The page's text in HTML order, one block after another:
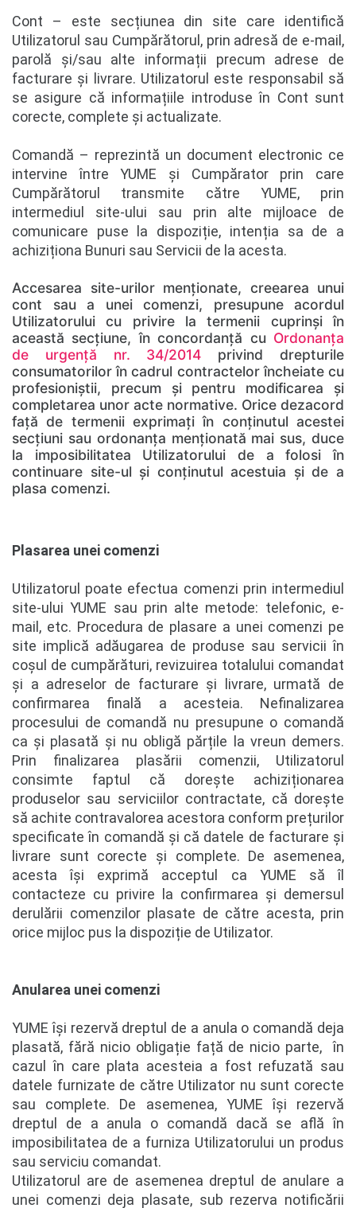
Cont – este secțiunea din site care identifică
Utilizatorul sau Cumpărătorul, prin adresă de e-mail,
parolă și/sau alte informații precum adrese de
facturare și livrare. Utilizatorul este responsabil să
se asigure că informațiile introduse în Cont sunt
corecte, complete și actualizate.
Comandă – reprezintă un document electronic ce
intervine între YUME și Cumpărator prin care
Cumpărătorul transmite către YUME, prin
intermediul site-ului sau prin alte mijloace de
comunicare puse la dispoziție, intenția sa de a
achiziționa Bunuri sau Servicii de la acesta.
Accesarea site-urilor menționate, creearea unui
cont sau a unei comenzi, presupune acordul
Utilizatorului cu privire la termenii cuprinși în
această secțiune, în concordanță cu Ordonanța
de urgență nr. 34/2014 privind drepturile
consumatorilor în cadrul contractelor încheiate cu
profesioniștii, precum şi pentru modificarea şi
completarea unor acte normative. Orice dezacord
față de termenii exprimați în conținutul acestei
secțiuni sau ordonanța menționată mai sus, duce
la imposibilitatea Utilizatorului de a folosi în
continuare site-ul și conținutul acestuia și de a
plasa comenzi.
Plasarea unei comenzi
Utilizatorul poate efectua comenzi prin intermediul
site-ului YUME sau prin alte metode: telefonic, e-
mail, etc. Procedura de plasare a unei comenzi pe
site implică adăugarea de produse sau servicii în
coșul de cumpărături, revizuirea totalului comandat
și a adreselor de facturare și livrare, urmată de
confirmarea finală a acesteia. Nefinalizarea
procesului de comandă nu presupune o comandă
ca și plasată și nu obligă părțile la vreun demers.
Prin finalizarea plasării comenzii, Utilizatorul
consimte faptul că dorește achiziționarea
produselor sau serviciilor contractate, că dorește
să achite contravalorea acestora conform prețurilor
specificate în comandă și că datele de facturare și
livrare sunt corecte și complete. De asemenea,
acesta își exprimă acceptul ca YUME să îl
contacteze cu privire la confirmarea și demersul
derulării comenzilor plasate de către acesta, prin
orice mijloc pus la dispoziție de Utilizator.
Anularea unei comenzi
YUME își rezervă dreptul de a anula o comandă deja
plasată, fără nicio obligație față de nicio parte, în
cazul în care plata acesteia a fost refuzată sau
datele furnizate de către Utilizator nu sunt corecte
sau complete. De asemenea, YUME își rezervă
dreptul de a anula o comandă dacă se află în
imposibilitatea de a furniza Utilizatorului un produs
sau serviciu comandat.
Utilizatorul are de asemenea dreptul de anulare a
unei comenzi deja plasate, sub rezerva notificării